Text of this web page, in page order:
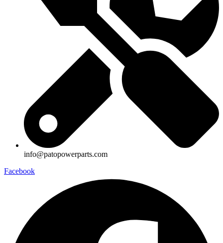
info@patopowerparts.com
Facebook